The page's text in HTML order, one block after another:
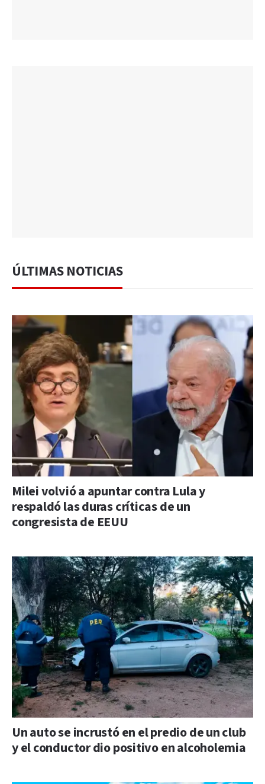
ÚLTIMAS NOTICIAS
Milei volvió a apuntar contra Lula y
respaldó las duras críticas de un
congresista de EEUU
Un auto se incrustó en el predio de un club
y el conductor dio positivo en alcoholemia